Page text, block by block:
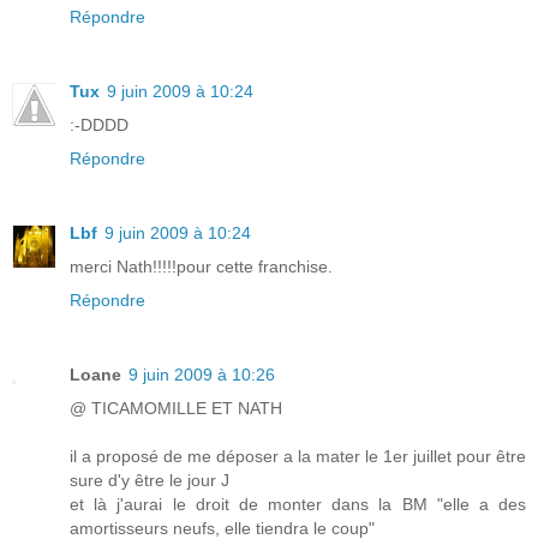
Répondre
Tux 9 juin 2009 à 10:24
:-DDDD
Répondre
Lbf 9 juin 2009 à 10:24
merci Nath!!!!!pour cette franchise.
Répondre
Loane 9 juin 2009 à 10:26
@ TICAMOMILLE ET NATH
il a proposé de me déposer a la mater le 1er juillet pour être
sure d'y être le jour J
et là j'aurai le droit de monter dans la BM "elle a des
amortisseurs neufs, elle tiendra le coup"